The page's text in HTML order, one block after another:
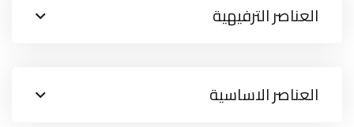
العناصر الترفيهية
العناصر الاساسية